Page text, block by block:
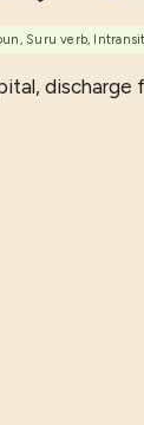
Suru verb,
discharge